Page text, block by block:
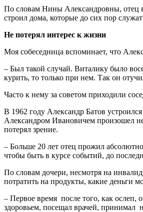
По словам Нины Александровны, отец
строил дома, которые до сих пор
Не потерял интерес к жизни
Моя собеседница вспоминает, что
– Был такой случай. Виталику было
курить, то только при нем. Так он
Часто к нему за советом приходили
В 1962 году Александр Батов
Александром Ивановичем произошел
потерял зрение.
– Больше 20 лет отец прожил
чтобы быть в курсе событий, до
По словам дочери, несмотря на
потратить на продукты, какие деньги
– Первое время после того, как ослеп,
здоровьем, посещал врачей, принимал